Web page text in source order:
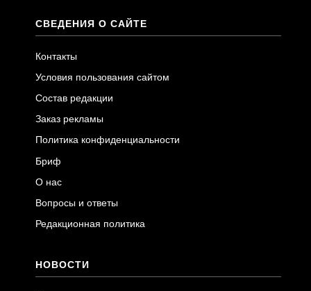
СВЕДЕНИЯ О САЙТЕ
Контакты
Условия пользования сайтом
Состав редакции
Заказ рекламы
Политика конфиденциальности
Бриф
О нас
Вопросы и ответы
Редакционная политика
НОВОСТИ